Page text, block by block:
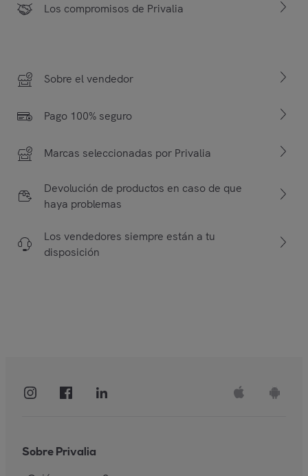
Los compromisos de Privalia
Sobre el vendedor
Pago 100% seguro
Marcas seleccionadas por Privalia
Devolución de productos en caso de que
haya problemas
Los vendedores siempre están a tu
disposición
Sobre Privalia